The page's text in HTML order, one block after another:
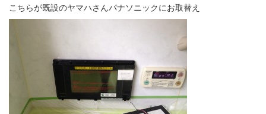
こちらが既設のヤマハさんパナソニックにお取替え